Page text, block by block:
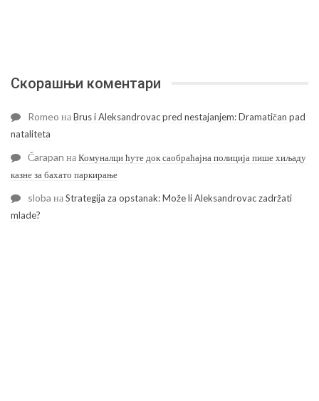
Скорашњи коментари
Romeo наBrus i Aleksandrovac pred nestajanjem: Dramatičan pad
nataliteta
Čarapan наКомуналци ћуте док саобраћајна полиција пише хиљаду
казне за бахато паркирање
sloba наStrategija za opstanak: Može li Aleksandrovac zadržati
mlade?